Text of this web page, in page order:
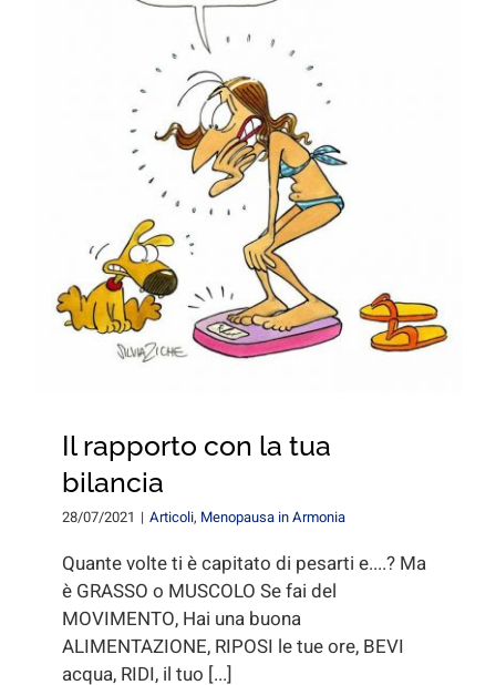
Il rapporto con la tua
bilancia
28/07/2021 | Articoli, Menopausa in Armonia
Quante volte ti è capitato di pesarti e....? Ma
è GRASSO o MUSCOLO Se fai del
MOVIMENTO, Hai una buona
ALIMENTAZIONE, RIPOSI le tue ore, BEVI
acqua, RIDI, il tuo [...]